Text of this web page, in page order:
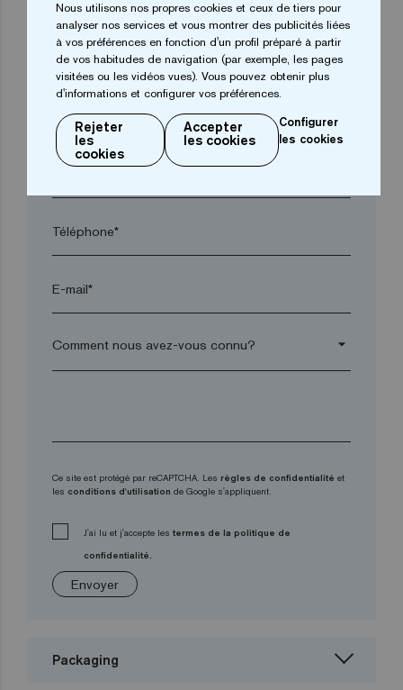
Ville*
Code postal*
Téléphone*
E-mail*
arrow_drop_down
Ce site est protégé par reCAPTCHA. Les règles de confidentialité et
les conditions d'utilisation de Google s'appliquent.
J'ai lu et j'accepte les termes de la politique de
confidentialité.
Envoyer
Packaging
Nous utilisons nos propres cookies et ceux de tiers pour
analyser nos services et vous montrer des publicités liées
à vos préférences en fonction d'un profil préparé à partir
de vos habitudes de navigation (par exemple, les pages
visitées ou les vidéos vues). Vous pouvez obtenir plus
d'informations et configurer vos préférences.
Rejeter
les
cookies
Accepter
les cookies
Configurer
les cookies